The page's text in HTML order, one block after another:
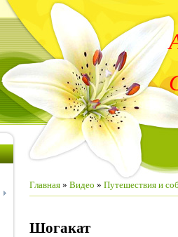
Главная » Видео » Путешествия и
Шогакат